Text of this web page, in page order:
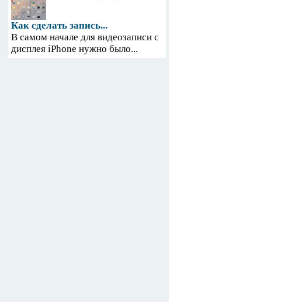
Как сделать запись...
В самом начале для видеозаписи с
дисплея iPhone нужно было...